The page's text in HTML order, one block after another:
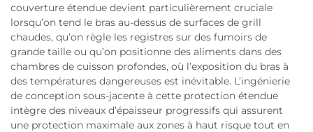
couverture étendue devient particulièrement cruciale
lorsqu’on tend le bras au-dessus de surfaces de grill
chaudes, qu’on règle les registres sur des fumoirs de
grande taille ou qu’on positionne des aliments dans des
chambres de cuisson profondes, où l’exposition du bras à
des températures dangereuses est inévitable. L’ingénierie
de conception sous-jacente à cette protection étendue
intègre des niveaux d’épaisseur progressifs qui assurent
une protection maximale aux zones à haut risque tout en